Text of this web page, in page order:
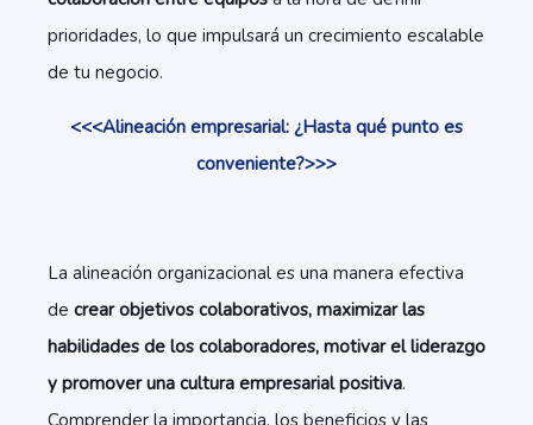
prioridades, lo que impulsará un crecimiento escalable
de tu negocio.
<<<Alineación empresarial: ¿Hasta qué punto es
conveniente?>>>
La alineación organizacional es una manera efectiva
de crear objetivos colaborativos, maximizar las
habilidades de los colaboradores, motivar el liderazgo
y promover una cultura empresarial positiva.
Comprender la importancia, los beneficios y las